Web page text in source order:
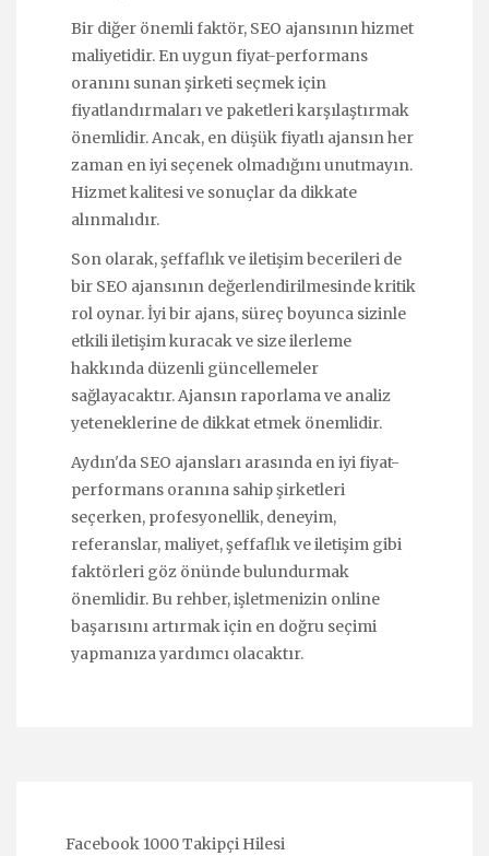
Bir diğer önemli faktör, SEO ajansının hizmet
maliyetidir. En uygun fiyat-performans
oranını sunan şirketi seçmek için
fiyatlandırmaları ve paketleri karşılaştırmak
önemlidir. Ancak, en düşük fiyatlı ajansın her
zaman en iyi seçenek olmadığını unutmayın.
Hizmet kalitesi ve sonuçlar da dikkate
alınmalıdır.
Son olarak, şeffaflık ve iletişim becerileri de
bir SEO ajansının değerlendirilmesinde kritik
rol oynar. İyi bir ajans, süreç boyunca sizinle
etkili iletişim kuracak ve size ilerleme
hakkında düzenli güncellemeler
sağlayacaktır. Ajansın raporlama ve analiz
yeteneklerine de dikkat etmek önemlidir.
Aydın'da SEO ajansları arasında en iyi fiyat-
performans oranına sahip şirketleri
seçerken, profesyonellik, deneyim,
referanslar, maliyet, şeffaflık ve iletişim gibi
faktörleri göz önünde bulundurmak
önemlidir. Bu rehber, işletmenizin online
başarısını artırmak için en doğru seçimi
yapmanıza yardımcı olacaktır.
Facebook 1000 Takipçi Hilesi